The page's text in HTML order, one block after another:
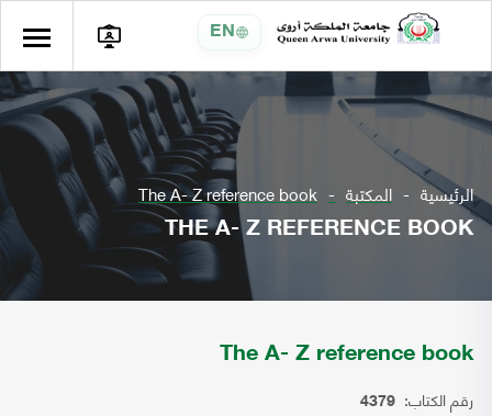
EN
الرئيسية المكتبة The A- Z reference book
THE A- Z REFERENCE BOOK
The A- Z reference book
رقم الكتاب: 4379